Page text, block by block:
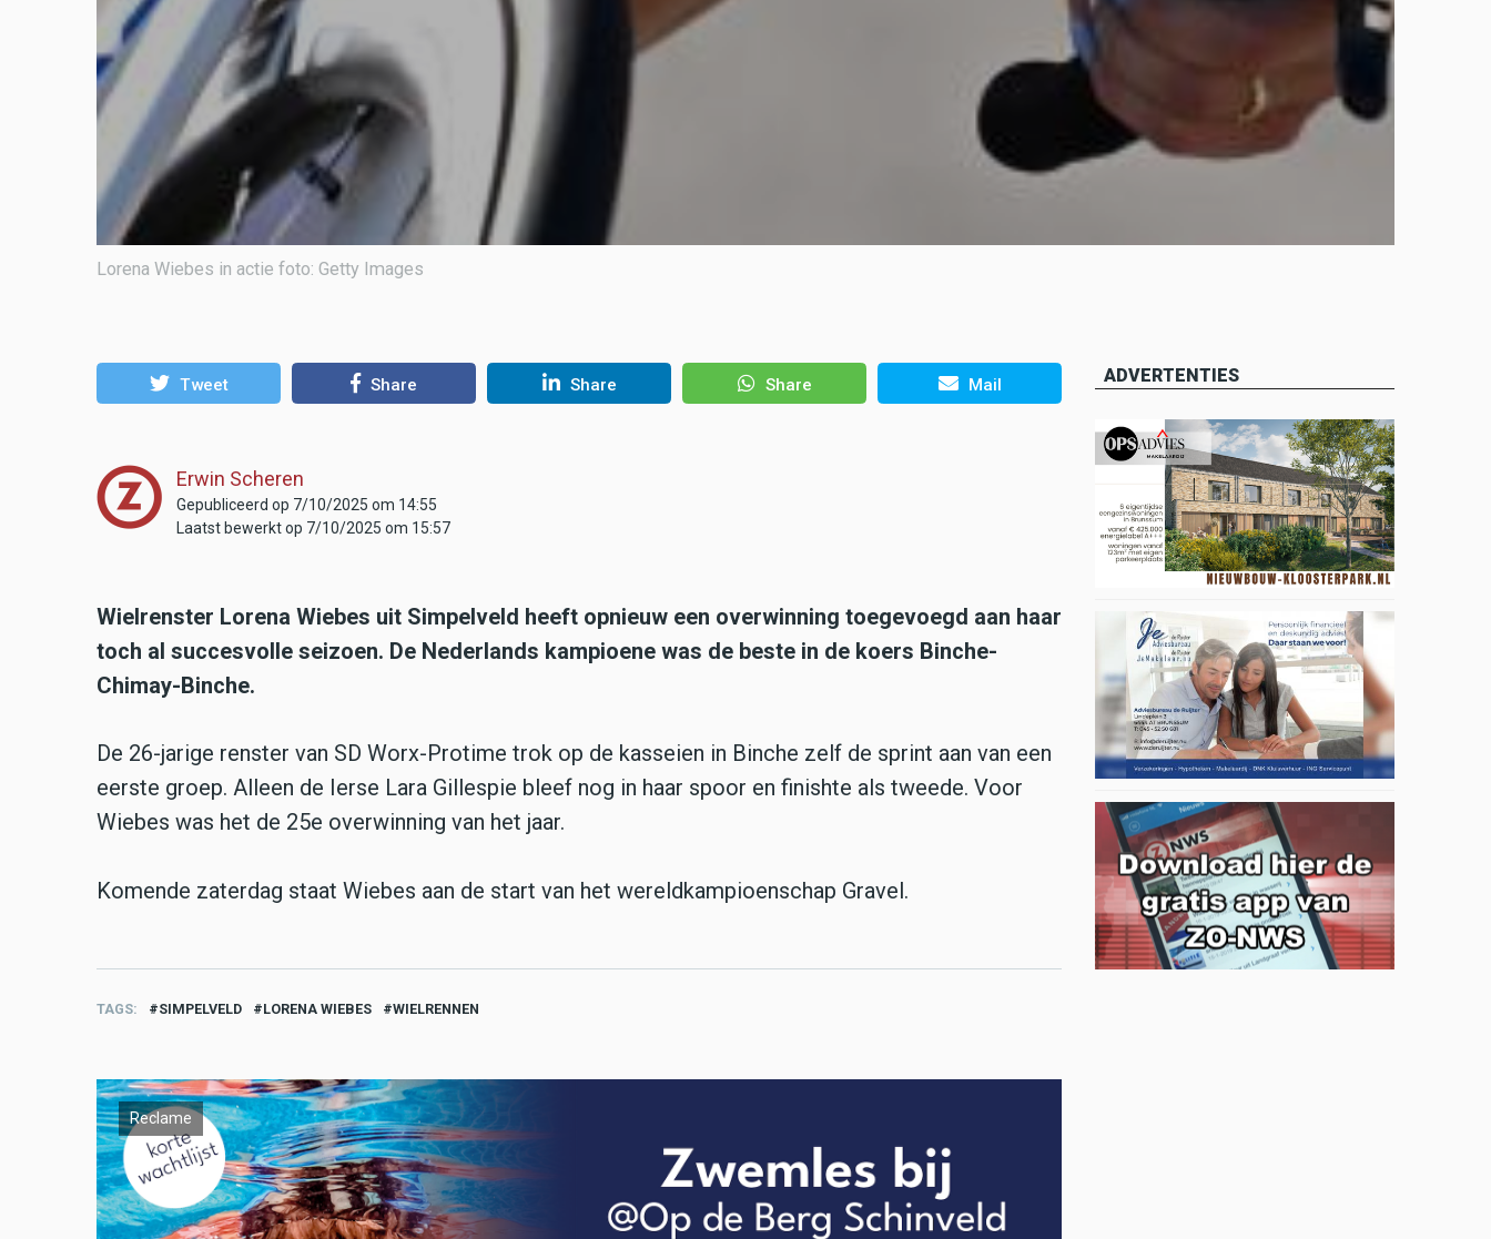
Lorena Wiebes in actie foto: Getty Images
Tweet Share Share Share Mail
Erwin Scheren
Gepubliceerd op 7/10/2025 om 14:55
Laatst bewerkt op 7/10/2025 om 15:57
Wielrenster Lorena Wiebes uit Simpelveld heeft opnieuw een overwinning toegevoegd aan haar
toch al succesvolle seizoen. De Nederlands kampioene was de beste in de koers Binche-
Chimay-Binche.
De 26-jarige renster van SD Worx-Protime trok op de kasseien in Binche zelf de sprint aan van een
eerste groep. Alleen de Ierse Lara Gillespie bleef nog in haar spoor en finishte als tweede. Voor
Wiebes was het de 25e overwinning van het jaar.
Komende zaterdag staat Wiebes aan de start van het wereldkampioenschap Gravel.
TAGS SIMPELVELD LORENA WIEBES WIELRENNEN
Reclame
ADVERTENTIES